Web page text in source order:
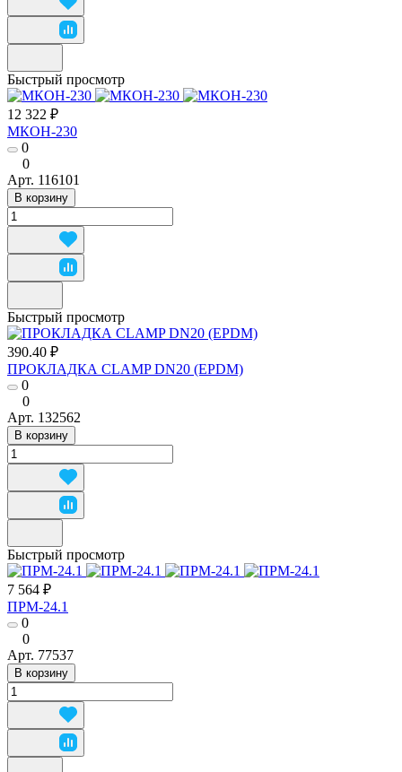
Быстрый просмотр
12 322 ₽
МКОН-230
0
0
Арт. 116101
В корзину
Быстрый просмотр
390.40 ₽
ПРОКЛАДКА CLAMP DN20 (EPDM)
0
0
Арт. 132562
В корзину
Быстрый просмотр
7 564 ₽
ПРМ-24.1
0
0
Арт. 77537
В корзину